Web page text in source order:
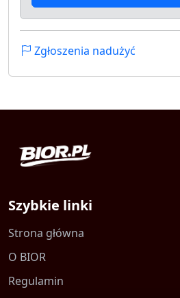
Zgłoszenia nadużyć
Szybkie linki
Strona główna
O BIOR
Regulamin